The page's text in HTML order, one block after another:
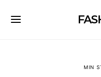
MIN